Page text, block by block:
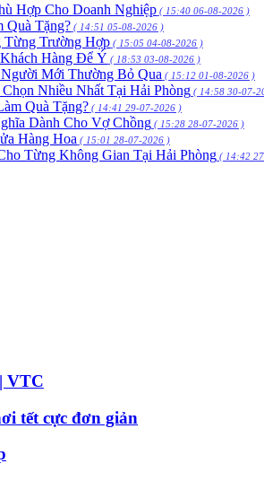
Hợp Cho Doanh Nghiệp ( 15:40 06-08-2026 )
Quà Tặng? ( 14:51 05-08-2026 )
Từng Trường Hợp ( 15:05 04-08-2026 )
Hàng Để Ý ( 18:53 03-08-2026 )
Mới Thường Bỏ Qua ( 15:12 01-08-2026 )
Nhiều Nhất Tại Hải Phòng ( 14:58 30-07-
Quà Tặng? ( 14:41 29-07-2026 )
Dành Cho Vợ Chồng ( 15:28 28-07-2026 )
Hàng Hoa ( 15:01 28-07-2026 )
Từng Không Gian Tại Hải Phòng ( 14:42
VTC
tết cực đơn giản